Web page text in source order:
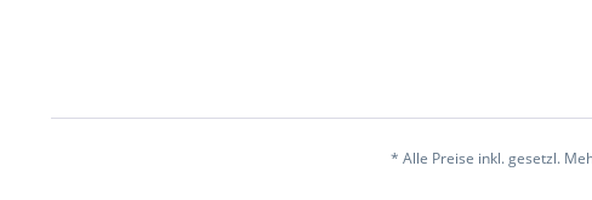
* Alle Preise inkl. gesetzl.